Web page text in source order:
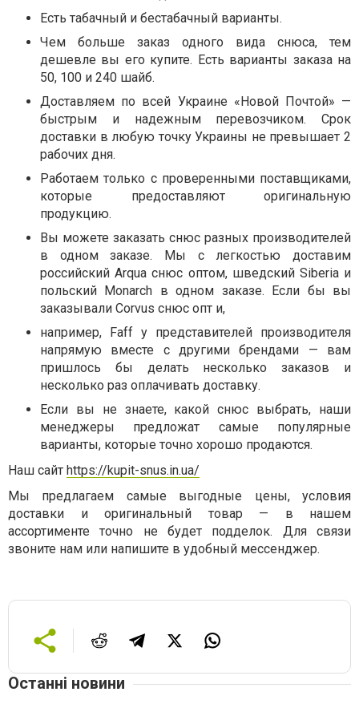
Есть табачный и бестабачный варианты.
Чем больше заказ одного вида снюса, тем
дешевле вы его купите. Есть варианты заказа на
50, 100 и 240 шайб.
Доставляем по всей Украине «Новой Почтой» —
быстрым и надежным перевозчиком. Срок
доставки в любую точку Украины не превышает 2
рабочих дня.
Работаем только с проверенными поставщиками,
которые предоставляют оригинальную
продукцию.
Вы можете заказать снюс разных производителей
в одном заказе. Мы с легкостью доставим
российский Arqua снюс оптом, шведский Siberia и
польский Monarch в одном заказе. Если бы вы
заказывали Corvus снюс опт и,
например, Faff у представителей производителя
напрямую вместе с другими брендами — вам
пришлось бы делать несколько заказов и
несколько раз оплачивать доставку.
Если вы не знаете, какой снюс выбрать, наши
менеджеры предложат самые популярные
варианты, которые точно хорошо продаются.
Наш сайт https://kupit-snus.in.ua/
Мы предлагаем самые выгодные цены, условия
доставки и оригинальный товар — в нашем
ассортименте точно не будет подделок. Для связи
звоните нам или напишите в удобный мессенджер.
Останні новини